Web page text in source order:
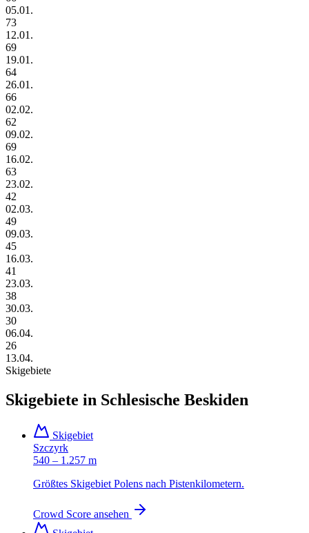
05.01.
73
12.01.
69
19.01.
64
26.01.
66
02.02.
62
09.02.
69
16.02.
63
23.02.
42
02.03.
49
09.03.
45
16.03.
41
23.03.
38
30.03.
30
06.04.
26
13.04.
Skigebiete
Skigebiete in Schlesische Beskiden
Skigebiet
Szczyrk
540 – 1.257 m
Größtes Skigebiet Polens nach Pistenkilometern.
Crowd Score ansehen